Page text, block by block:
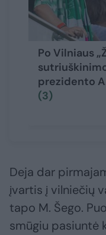
Po Vilniaus
prezidento
(3)
Deja dar
įvartis į vilniečių
tapo M. Šego.
smūgiu pasiuntė